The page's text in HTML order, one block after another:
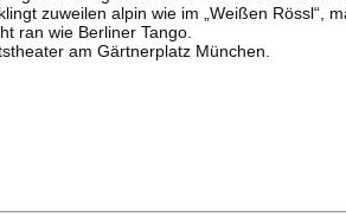
zuweilen alpin wie im „Weißen
ran wie Berliner Tango.
am Gärtnerplatz München.